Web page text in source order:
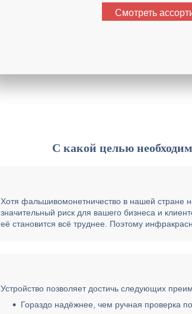
Смотреть
С какой целью
Хотя фальшивомонетничество в нашей стране
значительный риск для вашего бизнеса и
её становится всё труднее. Поэтому
Устройство позволяет достичь следующих
Гораздо надёжнее, чем ручная проверка